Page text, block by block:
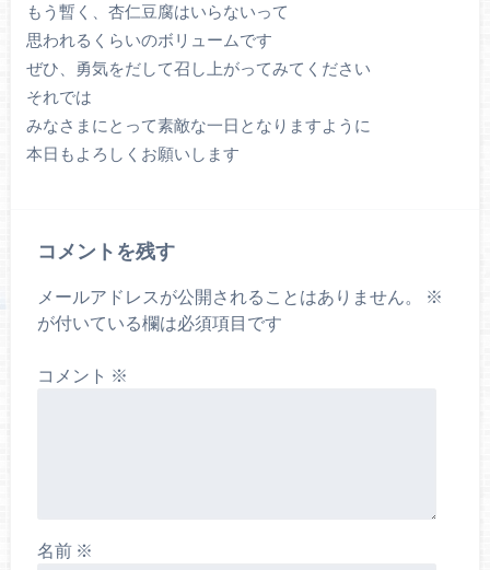
もう暫く、杏仁豆腐はいらないって
思われるくらいのボリュームです
ぜひ、勇気をだして召し上がってみてください
それでは
みなさまにとって素敵な一日となりますように
本日もよろしくお願いします
コメントを残す
メールアドレスが公開されることはありません。
※
が付いている欄は必須項目です
コメント ※
名前 ※